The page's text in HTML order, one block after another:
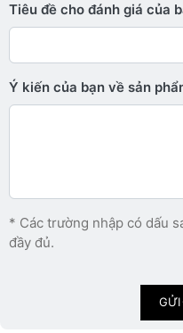
Tiêu đề cho đánh giá của
Ý kiến ​​của bạn về sản
* Các trường nhập có dấu
đầy đủ.
GỬI